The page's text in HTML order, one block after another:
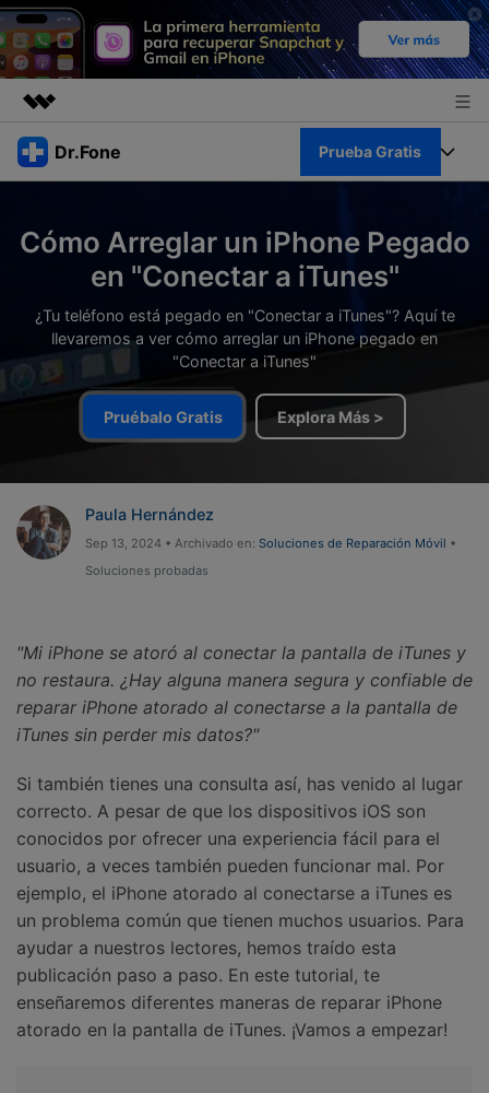
Productos destacados
Resumen
Quiénes somos
Sala de prensa
Dr.Fone Prueba Gratis
Ver Kit Completo >
Productos
Para PC
Herramientas Online
Recursos
Descubre lo mejor de Dr.Fone
Soporte
Blog
Transferencia de Datos
Reparación de Móviles
Encuentra Más Soluciones
Iniciar sesión
Cómo Arreglar un iPhone Pegado
en "Conectar a iTunes"
¿Tu teléfono está pegado en "Conectar a iTunes"? Aquí te
llevaremos a ver cómo arreglar un iPhone pegado en
"Conectar a iTunes"
Pruébalo Gratis Explora Más >
Paula Hernández
Sep 13, 2024 • Archivado en: Soluciones de Reparación Móvil •
Soluciones probadas
"Mi iPhone se atoró al conectar la pantalla de iTunes y
no restaura. ¿Hay alguna manera segura y confiable de
reparar iPhone atorado al conectarse a la pantalla de
iTunes sin perder mis datos?"
Si también tienes una consulta así, has venido al lugar
correcto. A pesar de que los dispositivos iOS son
conocidos por ofrecer una experiencia fácil para el
usuario, a veces también pueden funcionar mal. Por
ejemplo, el iPhone atorado al conectarse a iTunes es
un problema común que tienen muchos usuarios. Para
ayudar a nuestros lectores, hemos traído esta
publicación paso a paso. En este tutorial, te
enseñaremos diferentes maneras de reparar iPhone
atorado en la pantalla de iTunes. ¡Vamos a empezar!